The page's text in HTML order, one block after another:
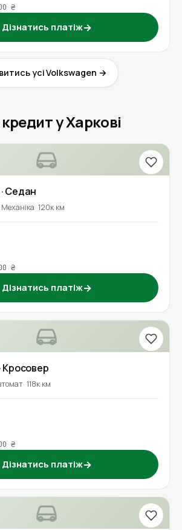
₴
Дізнатись платіж→
усі Volkswagen →
кредит у Харкові
· Седан
Механіка 120к км
₴
Дізнатись платіж→
· Кросовер
118к км
₴
Дізнатись платіж→